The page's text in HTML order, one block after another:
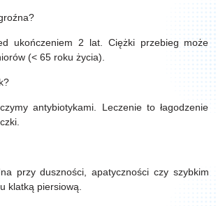
ukończeniem 2 lat. Ciężki przebieg może
(< 65 roku życia).
antybiotykami. Leczenie to łagodzenie
przy duszności, apatyczności czy szybkim
klatką piersiową.